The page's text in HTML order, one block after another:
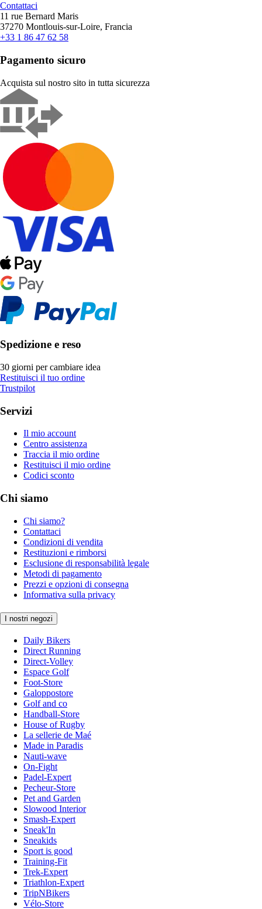
Contattaci
11 rue Bernard Maris
37270 Montlouis-sur-Loire, Francia
+33 1 86 47 62 58
Pagamento sicuro
Acquista sul nostro sito in tutta sicurezza
Spedizione e reso
30 giorni per cambiare idea
Restituisci il tuo ordine
Trustpilot
Servizi
Il mio account
Centro assistenza
Traccia il mio ordine
Restituisci il mio ordine
Codici sconto
Chi siamo
Chi siamo?
Contattaci
Condizioni di vendita
Restituzioni e rimborsi
Esclusione di responsabilità legale
Metodi di pagamento
Prezzi e opzioni di consegna
Informativa sulla privacy
I nostri negozi
Daily Bikers
Direct Running
Direct-Volley
Espace Golf
Foot-Store
Galoppostore
Golf and co
Handball-Store
House of Rugby
La sellerie de Maé
Made in Paradis
Nauti-wave
On-Fight
Padel-Expert
Pecheur-Store
Pet and Garden
Slowood Interior
Smash-Expert
Sneak'In
Sneakids
Sport is good
Training-Fit
Trek-Expert
Triathlon-Expert
TripNBikers
Vélo-Store